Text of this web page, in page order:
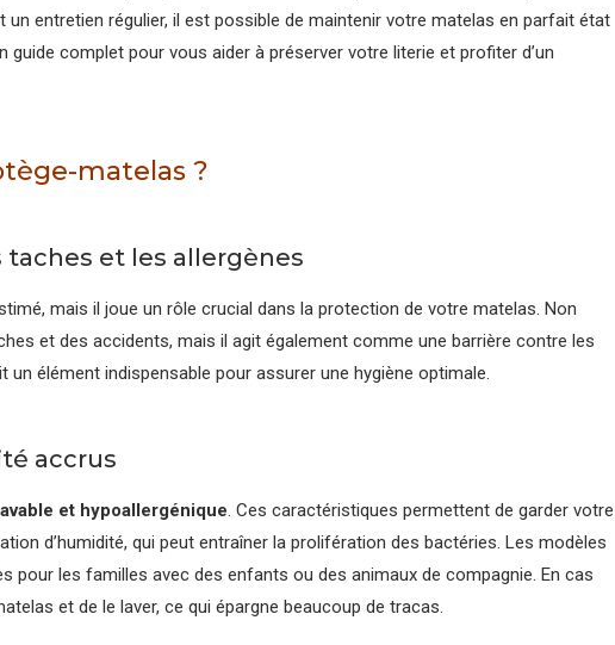
entretien régulier, il est possible de maintenir votre matelas en parfait état
guide complet pour vous aider à préserver votre literie et profiter d’un
matelas ?
et les allergènes
mais il joue un rôle crucial dans la protection de votre matelas. Non
et des accidents, mais il agit également comme une barrière contre les
un élément indispensable pour assurer une hygiène optimale.
accrus
et hypoallergénique. Ces caractéristiques permettent de garder votre
d’humidité, qui peut entraîner la prolifération des bactéries. Les modèles
pour les familles avec des enfants ou des animaux de compagnie. En cas
et de le laver, ce qui épargne beaucoup de tracas.